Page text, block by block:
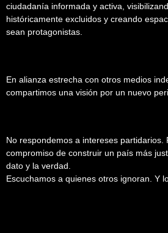
ciudadanía informada y activa,
históricamente excluidos y creando
sean protagonistas.
En alianza estrecha con otros medios
compartimos una visión por un nuevo
No respondemos a intereses partidarios.
compromiso de construir un país más
dato y la verdad.
Escuchamos a quienes otros ignoran. Y